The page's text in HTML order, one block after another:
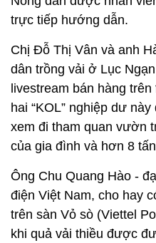
xem đi tham quan vườn
của gia đình và hơn 8
Ông Chu Quang Hào -
điện Việt Nam, cho hay
trên sàn Vỏ sò (Viettel
khi quả vải thiều được
Số lượng bà con nông
mỗi ngày lên tới hàng
nghìn người như trước.
6/2021, có tới 4,6 triệu
phẩm vải thiều, với